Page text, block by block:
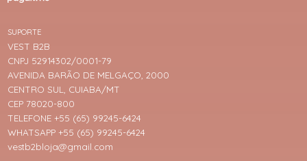
SUPORTE
VEST B2B
CNPJ 52914302/0001-79
AVENIDA BARÃO DE MELGAÇO, 2000
CENTRO SUL, CUIABA/MT
CEP 78020-800
TELEFONE +55 (65) 99245-6424
WHATSAPP +55 (65) 99245-6424
vestb2bloja@gmail.com